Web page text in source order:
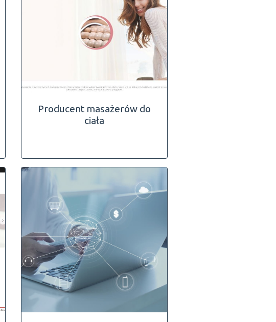
Producent masażerów do
ciała